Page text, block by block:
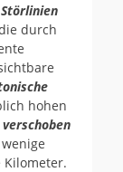
Störlinien
durch
hohen
Kilometer.